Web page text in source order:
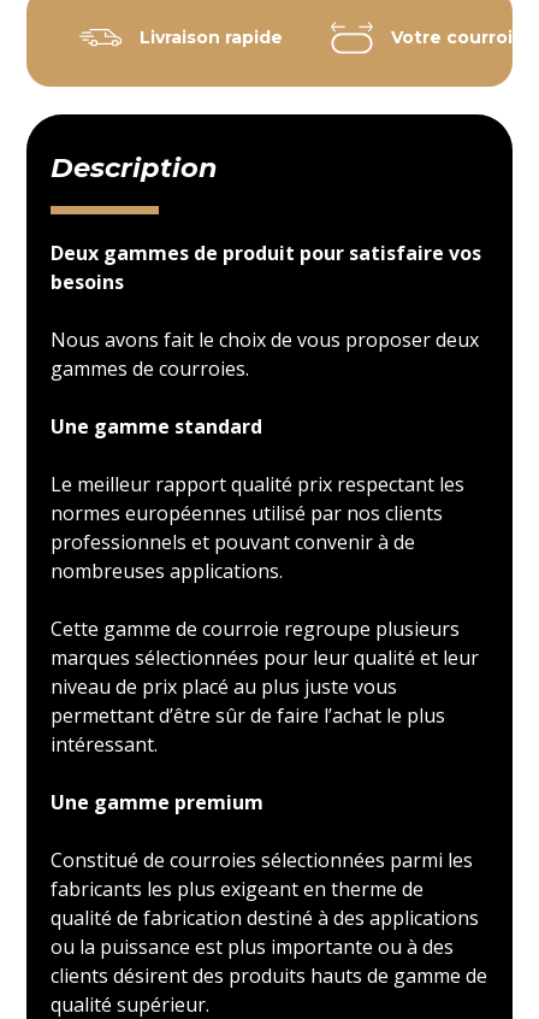
Livraison rapide Votre courroie
Description
Deux gammes de produit pour satisfaire vos
besoins
Nous avons fait le choix de vous proposer deux
gammes de courroies.
Une gamme standard
Le meilleur rapport qualité prix respectant les
normes européennes utilisé par nos clients
professionnels et pouvant convenir à de
nombreuses applications.
Cette gamme de courroie regroupe plusieurs
marques sélectionnées pour leur qualité et leur
niveau de prix placé au plus juste vous
permettant d’être sûr de faire l’achat le plus
intéressant.
Une gamme premium
Constitué de courroies sélectionnées parmi les
fabricants les plus exigeant en therme de
qualité de fabrication destiné à des applications
ou la puissance est plus importante ou à des
clients désirent des produits hauts de gamme de
qualité supérieur.